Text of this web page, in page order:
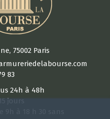
75002 Paris
83
24h à 48h
jours
à 18 h 30 sans